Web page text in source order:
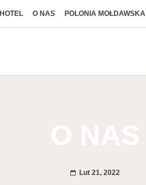
HOTEL O NAS POLONIA MOŁDAWSKA
Lut 21, 2022